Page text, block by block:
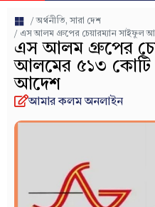
/অর্থনীতি, সারা দেশ
/ এস আলম গ্রুপের চেয়ারম্যান সাইফুল
এস আলম গ্রুপের
আলমের ৫১৩ কোটি
আদেশ
আমার কলম অনলাইন